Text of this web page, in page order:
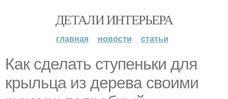
ДЕТАЛИ ИНТЕРЬЕРА
главная новости статьи
Как сделать ступеньки для
крыльца из дерева своими